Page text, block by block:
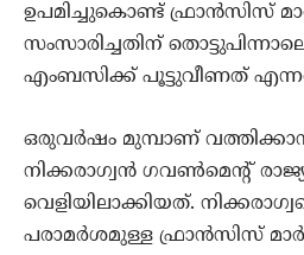
ഉപമിച്ചുകൊണ്ട് ഫ്രാന്‍സിസ്
സംസാരിച്ചതിന്
എംബസിക്ക് പൂട്ടുവീണത്
ഒരുവര്‍ഷം മുമ്പാണ്
നിക്കരാഗ്വന്‍ ഗവണ്‍മെന്റ്
വെളിയിലാക്കിയത്.
പരാമര്‍ശമുള്ള ഫ്രാന്‍സിസ്